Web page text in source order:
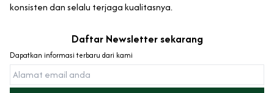
konsisten dan selalu terjaga kualitasnya.
Daftar Newsletter sekarang
Dapatkan informasi terbaru dari kami